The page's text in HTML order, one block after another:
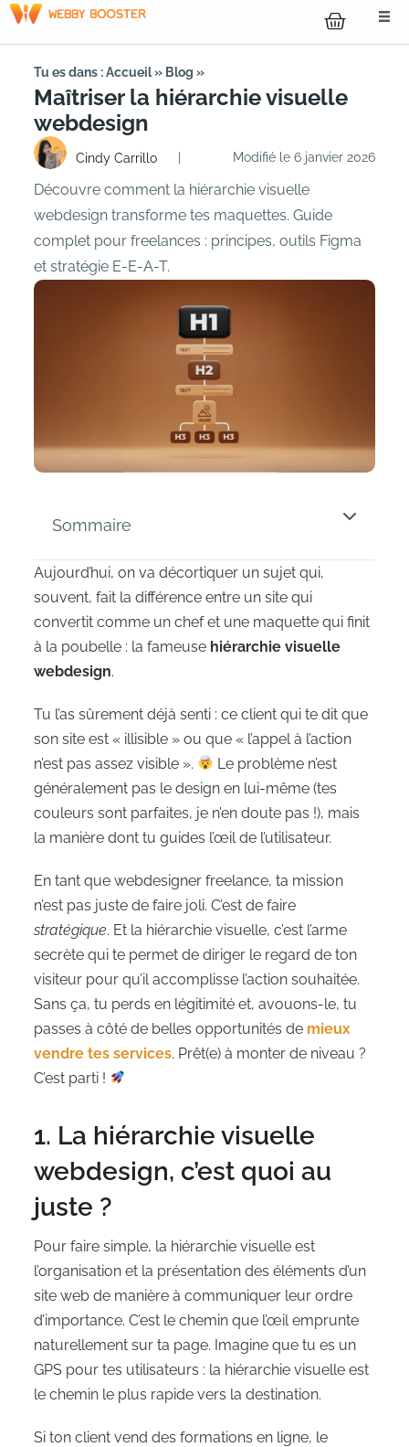
Tu es dans :Accueil» Blog »
Maîtriser la hiérarchie visuelle
webdesign
Cindy Carrillo Modifié le 6 janvier 2026
Découvre comment la hiérarchie visuelle
webdesign transforme tes maquettes. Guide
complet pour freelances : principes, outils Figma
et stratégie E-E-A-T.
Sommaire
Aujourd’hui, on va décortiquer un sujet qui,
souvent, fait la différence entre un site qui
convertit comme un chef et une maquette qui finit
à la poubelle : la fameuse hiérarchie visuelle
webdesign.
Tu l’as sûrement déjà senti : ce client qui te dit que
son site est « illisible » ou que « l’appel à l’action
n’est pas assez visible ».
Le problème n’est
généralement pas le design en lui-même (tes
couleurs sont parfaites, je n’en doute pas !), mais
la manière dont tu guides l’œil de l’utilisateur.
En tant que webdesigner freelance, ta mission
n’est pas juste de faire joli. C’est de faire
stratégique. Et la hiérarchie visuelle, c’est l’arme
secrète qui te permet de diriger le regard de ton
visiteur pour qu’il accomplisse l’action souhaitée.
Sans ça, tu perds en légitimité et, avouons-le, tu
passes à côté de belles opportunités de mieux
vendre tes services. Prêt(e) à monter de niveau ?
C’est parti !
1. La hiérarchie visuelle
webdesign, c’est quoi au
juste ?
Pour faire simple, la hiérarchie visuelle est
l’organisation et la présentation des éléments d’un
site web de manière à communiquer leur ordre
d’importance. C’est le chemin que l’œil emprunte
naturellement sur ta page. Imagine que tu es un
GPS pour tes utilisateurs : la hiérarchie visuelle est
le chemin le plus rapide vers la destination.
Si ton client vend des formations en ligne, le